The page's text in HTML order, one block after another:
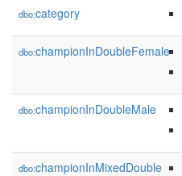
dbo:category
dbo:championInDoubleFemale
dbo:championInDoubleMale
dbo:championInMixedDouble